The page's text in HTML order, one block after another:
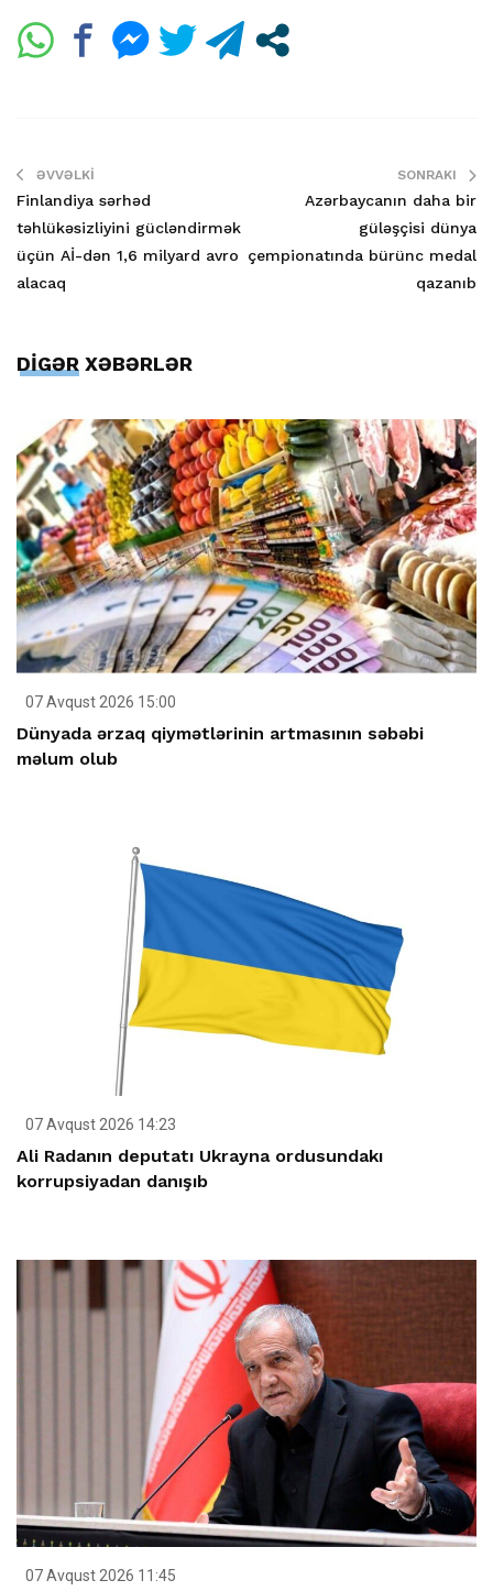
ƏVVƏLKI
Finlandiya sərhəd
təhlükəsizliyini gücləndirmək
üçün Aİ-dən 1,6 milyard avro
alacaq
SONRAKI
Azərbaycanın daha bir
güləşçisi dünya
çempionatında bürünc medal
qazanıb
DİGƏR XƏBƏRLƏR
07 Avqust 2026 15:00
Dünyada ərzaq qiymətlərinin artmasının səbəbi
məlum olub
07 Avqust 2026 14:23
Ali Radanın deputatı Ukrayna ordusundakı
korrupsiyadan danışıb
07 Avqust 2026 11:45